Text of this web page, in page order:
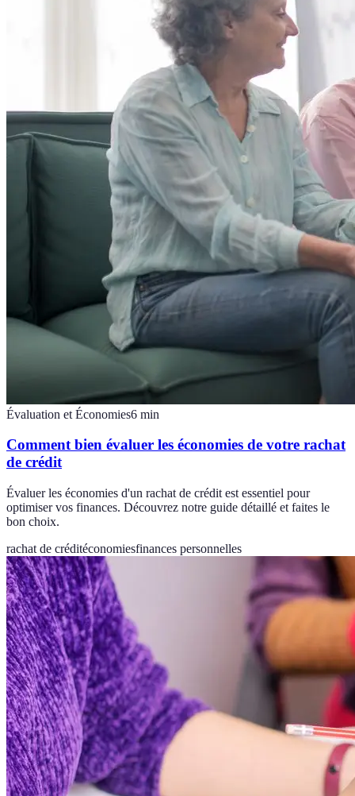
Évaluation et Économies6 min
Comment bien évaluer les économies de votre rachat
de crédit
Évaluer les économies d'un rachat de crédit est essentiel pour
optimiser vos finances. Découvrez notre guide détaillé et faites le
bon choix.
rachat de créditéconomiesfinances personnelles